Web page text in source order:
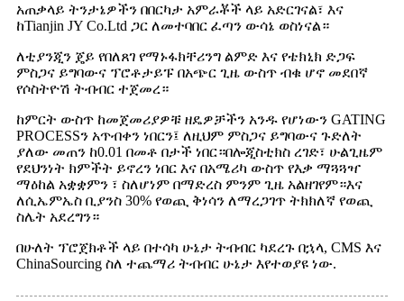
አጠቃላይ ትንታኔዎችን በበርካታ አምራቾች ላይ አድርገናል፣ እና
ከTianjin JY Co.Ltd ጋር ለመተባበር ፈጣን ውሳኔ ወስነናል።
ለቲያንጂን ጄይ የበለጸገ የማኑፋክቸሪንግ ልምድ እና የቴክኒክ ድጋፍ
ምስጋና ይግባውና ፕሮቶታይፑ በአጭር ጊዜ ውስጥ ብቁ ሆኖ መደበኛ
የሶስትዮሽ ትብብር ተጀመረ።
ከምርት ውስጥ ከመጀመሪያዎቹ ዘዴዎቻችን አንዱ የሆነውን GATING
PROCESSን አጥብቀን ነበርን፤ ለዚህም ምስጋና ይግባውና ጉድለት
ያለው መጠን ከ0.01 በመቶ በታች ነበር።በሎጂስቲክስ ረገድ፣ ሁልጊዜም
የደህንነት ክምችት ይኖረን ነበር እና በአሜሪካ ውስጥ የእቃ ማጓጓዣ
ማዕከል አቋቋምን ፣ ስለሆነም በማድረስ ምንም ጊዜ አልዘገየም።እና
ለሲኤምኤስ ቢያንስ 30% የወጪ ቅነሳን ለማረጋገጥ ትክክለኛ የወጪ
ስሌት አደረግን።
በሁለት ፕሮጀክቶች ላይ በተሳካ ሁኔታ ትብብር ካደረጉ በኋላ, CMS እና
ChinaSourcing ስለ ተጨማሪ ትብብር ሁኔታ እየተወያዩ ነው.